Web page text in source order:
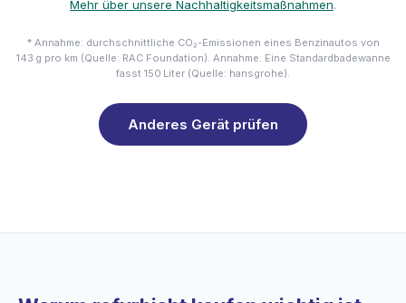
Mehr über unsere Nachhaltigkeitsmaßnahmen.
* Annahme: durchschnittliche CO₂-Emissionen eines Benzinautos von
143 g pro km (Quelle: RAC Foundation). Annahme: Eine Standardbadewanne
fasst 150 Liter (Quelle: hansgrohe).
Anderes Gerät prüfen